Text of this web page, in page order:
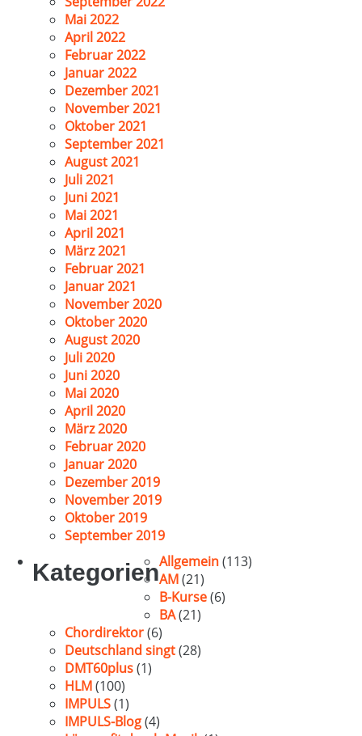
Mai 2022
April 2022
Februar 2022
Januar 2022
Dezember 2021
November 2021
Oktober 2021
September 2021
August 2021
Juli 2021
Juni 2021
Mai 2021
April 2021
März 2021
Februar 2021
Januar 2021
November 2020
Oktober 2020
August 2020
Juli 2020
Juni 2020
Mai 2020
April 2020
März 2020
Februar 2020
Januar 2020
Dezember 2019
November 2019
Oktober 2019
September 2019
KategorienAllgemein(113)
AM(21)
B-Kurse(6)
BA(21)
Chordirektor(6)
Deutschland singt(28)
DMT60plus(1)
HLM(100)
IMPULS(1)
IMPULS-Blog(4)